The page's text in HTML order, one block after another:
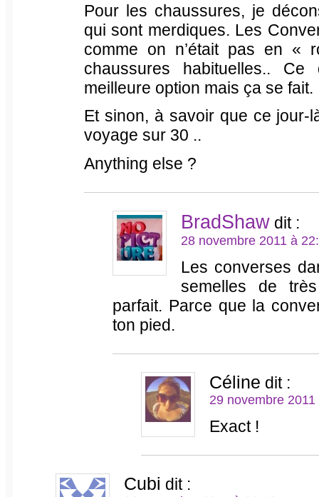
Pour les chaussures, je
qui sont merdiques. Les
comme on n’était pas en «
chaussures habituelles..
meilleure option mais ça se fait.
Et sinon, à savoir que ce jour-
voyage sur 30 ..
Anything else ?
BradShaw dit :
28 novembre 2011 à
Les converses
semelles de
parfait. Parce que la
ton pied.
Céline dit :
29 novembre
Exact !
Cubi dit :